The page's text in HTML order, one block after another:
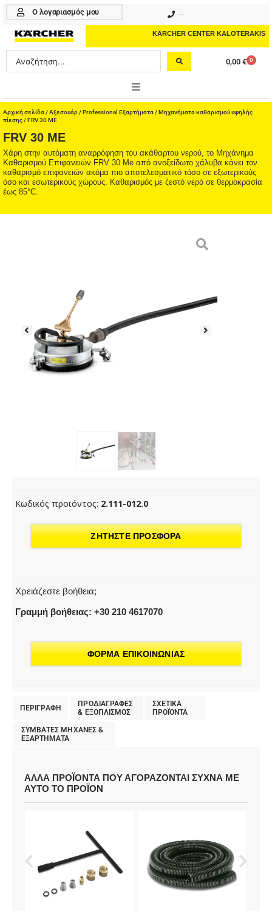
Μετάβαση
περιεχόμενο
Ο λογαριασμός μου
KÄRCHER CENTER KALOTERAKIS
Search
...
0,00 € 0
Cart
ONLINE SHOP
HOME & GARDEN
PROFESSIONAL
ΑΞΕΣΟΥΑΡ
ΚΑΘΑΡΙΣΤΙΚΑ
Αρχική σελίδα /Αξεσουάρ/Professional Εξαρτήματα /Μηχανήματα καθαρισμού υψηλής
πίεσης/ FRV 30 ME
FRV 30 ME
Χάρη στην αυτόματη αναρρόφηση του ακάθαρτου νερού, το Μηχάνημα
Καθαρισμού Επιφανειών FRV 30 Me από ανοξείδωτο χάλυβα κάνει τον
καθαρισμό επιφανειών ακόμα πιο αποτελεσματικό τόσο σε εξωτερικούς
όσο και εσωτερικούς χώρους. Καθαρισμός με ζεστό νερό σε θερμοκρασία
έως 85°C.
Κωδικός προϊόντος: 2.111-012.0
ΖΗΤΗΣΤΕ ΠΡΟΣΦΟΡΑ
Χρειάζεστε βοήθεια;
Γραμμή βοήθειας: +30 210 4617070
ΦΟΡΜΑ ΕΠΙΚΟΙΝΩΝΙΑΣ
ΠΕΡΙΓΡΑΦΗ
ΠΡΟΔΙΑΓΡΑΦΕΣ
& EΞΟΠΛΙΣΜΟΣ
ΣΧΕΤΙΚΑ
ΠΡΟΪΌΝΤΑ
ΣΥΜΒΑΤΕΣ ΜΗΧΑΝΕΣ &
ΕΞΑΡΤΗΜΑΤΑ
ΑΛΛΑ ΠΡΟΪΟΝΤΑ ΠΟΥ ΑΓΟΡΑΖΟΝΤΑΙ ΣΥΧΝΑ ΜΕ
ΑΥΤΟ ΤΟ ΠΡΟΪΟΝ